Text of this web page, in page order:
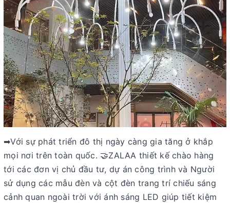
➡Với sự phát triển đô thị ngày càng gia tăng ở khắp
mọi nơi trên toàn quốc. 🤝ZALAA thiết kế chào hàng
tới các đơn vị chủ đầu tư, dự án công trình và Người
sử dụng các mẫu đèn và cột đèn trang trí chiếu sáng
cảnh quan ngoài trời với ánh sáng LED giúp tiết kiệm